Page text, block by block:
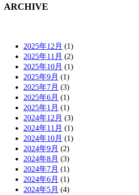
ARCHIVE
2025年12月 (1)
2025年11月 (2)
2025年10月 (1)
2025年9月 (1)
2025年7月 (3)
2025年6月 (1)
2025年1月 (1)
2024年12月 (3)
2024年11月 (1)
2024年10月 (1)
2024年9月 (2)
2024年8月 (3)
2024年7月 (1)
2024年6月 (1)
2024年5月 (4)